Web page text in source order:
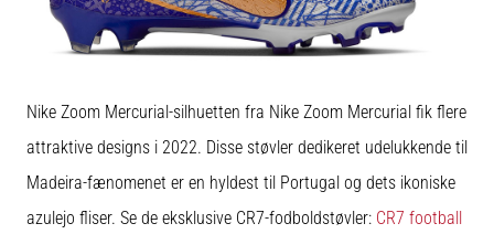
Nike Zoom Mercurial-silhuetten fra Nike Zoom Mercurial fik flere
attraktive designs i 2022. Disse støvler dedikeret udelukkende til
Madeira-fænomenet er en hyldest til Portugal og dets ikoniske
azulejo fliser. Se de eksklusive CR7-fodboldstøvler: CR7 football